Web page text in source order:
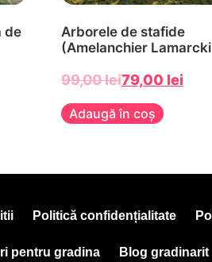
de
Arborele de stafide
(Amelanchier
99,00lei79,00 lei
Adaugă în coș
Politică confidențialitate
pentru gradina Blog gradinarit